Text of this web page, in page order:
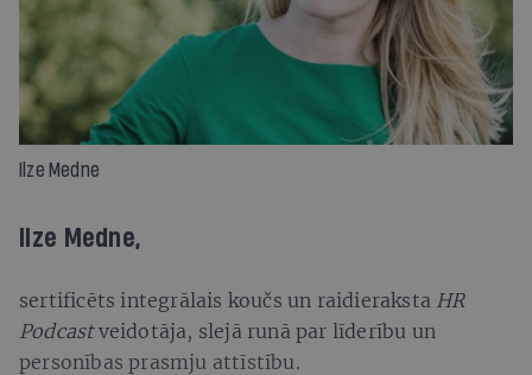
Ilze Medne
Ilze Medne,
sertificēts integrālais koučs un raidieraksta HR
Podcastveidotāja, slejā runā par līderību un
personības prasmju attīstību.